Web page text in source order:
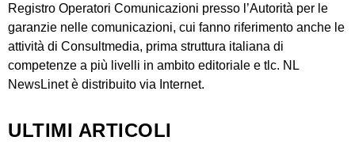
Registro Operatori Comunicazioni presso l’Autorità per le
garanzie nelle comunicazioni, cui fanno riferimento anche le
attività di Consultmedia, prima struttura italiana di
competenze a più livelli in ambito editoriale e tlc. NL
NewsLinet è distribuito via Internet.
ULTIMI ARTICOLI